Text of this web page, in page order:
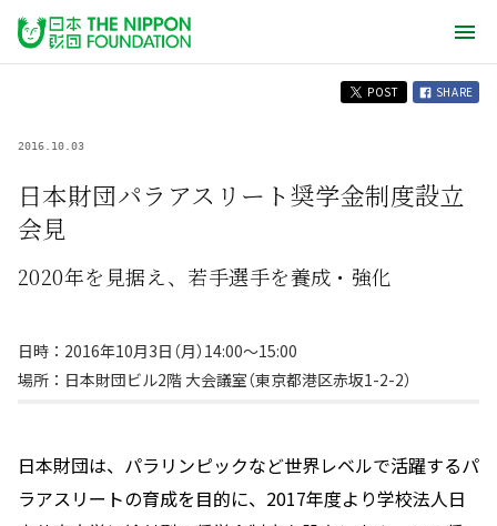
POST SHARE
2016.10.03
日本財団パラアスリート奨学金制度設立
会見
2020年を見据え、若手選手を養成・強化
日時：2016年10月3日（月）14:00～15:00
場所：日本財団ビル2階 大会議室（東京都港区赤坂1-2-2）
日本財団は、パラリンピックなど世界レベルで活躍するパ
ラアスリートの育成を目的に、2017年度より学校法人日